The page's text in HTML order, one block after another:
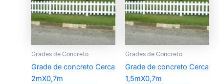
Grades de Concreto
Grade de concreto Cerca
2mX0,7m
Grades de Concreto
Grade de concreto Cerca
1,5mX0,7m